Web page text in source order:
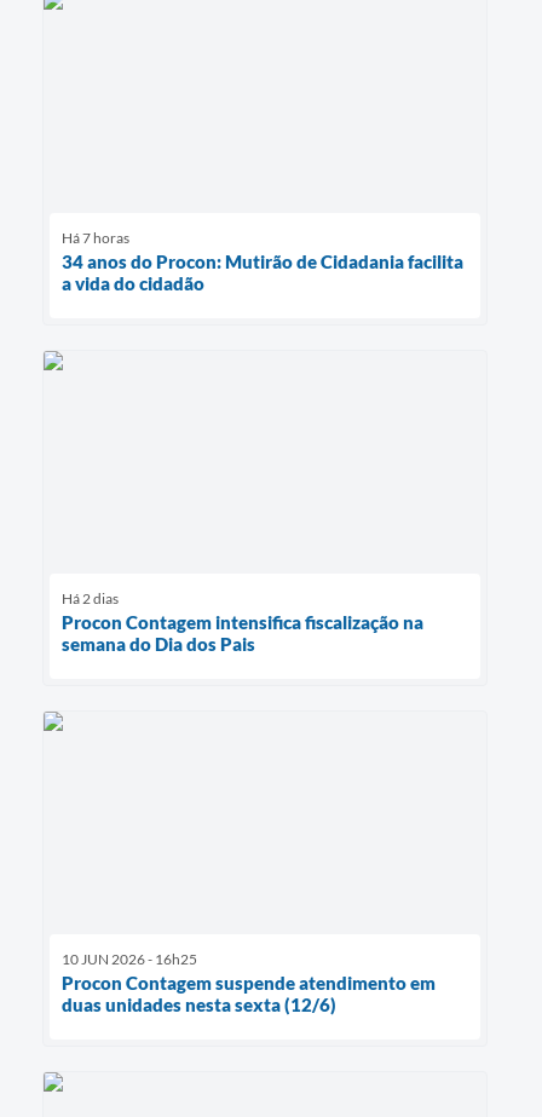
Há 7 horas
34 anos do Procon: Mutirão de Cidadania facilita
a vida do cidadão
Há 2 dias
Procon Contagem intensifica fiscalização na
semana do Dia dos Pais
10 JUN 2026 - 16h25
Procon Contagem suspende atendimento em
duas unidades nesta sexta (12/6)